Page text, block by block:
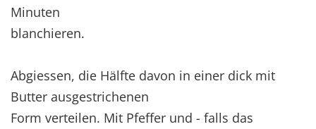
Minuten
blanchieren.
Abgiessen, die Hälfte davon in einer dick mit
Butter ausgestrichenen
Form verteilen. Mit Pfeffer und - falls das